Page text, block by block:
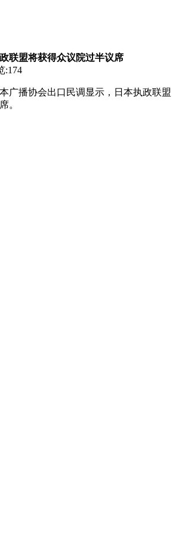
联盟将获得众议院过半议席
:174
播协会出口民调显示，日本执政联盟
。